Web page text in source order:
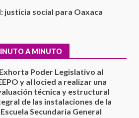
justicia social para Oaxaca
A MINUTO
Exhorta Poder Legislativo al
IEEPO y al Iocied a realizar una
Escuela Secundaria General
Moisés Sáenz Garza
5 agosto 2026
Salud: justicia social para
Oaxaca
agosto 2026